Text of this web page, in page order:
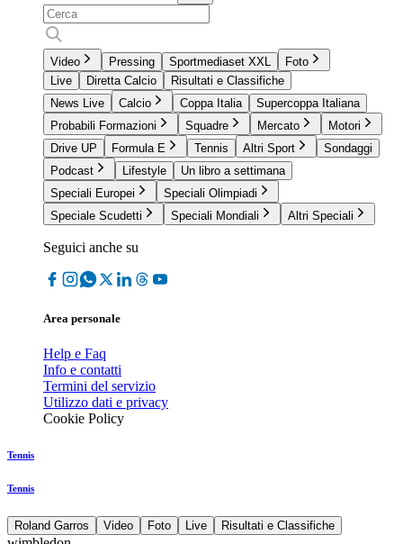
Video Pressing Sportmediaset XXL
Foto
Live
Diretta Calcio
Risultati e Classifiche
News Live
Calcio Coppa Italia
Supercoppa Italiana
Probabili Formazioni
Squadre Mercato
Motori
Drive UP
Formula E Tennis Altri Sport
Sondaggi
Podcast
Lifestyle
Un libro a settimana
Speciali Europei
Speciali Olimpiadi
Speciale Scudetti
Speciali Mondiali Altri Speciali
Seguici anche su
Area personale
Help e Faq
Info e contatti
Termini del servizio
Utilizzo dati e privacy
Cookie Policy
Tennis
Tennis
Roland Garros Video Foto Live Risultati e Classifiche